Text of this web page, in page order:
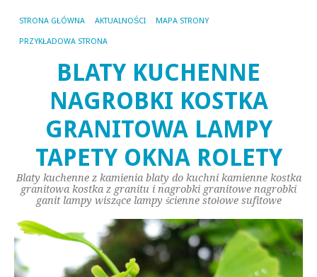
STRONA GŁÓWNA AKTUALNOŚCI MAPA STRONY
PRZYKŁADOWA STRONA
BLATY KUCHENNE
NAGROBKI KOSTKA
GRANITOWA LAMPY
TAPETY OKNA ROLETY
Blaty kuchenne z kamienia blaty do kuchni kamienne kostka
granitowa kostka z granitu i nagrobki granitowe nagrobki
ganit lampy wiszące lampy ścienne stołowe sufitowe